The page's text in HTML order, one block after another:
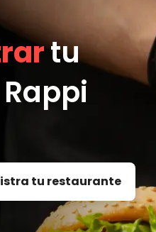
tu restaurante
rtu